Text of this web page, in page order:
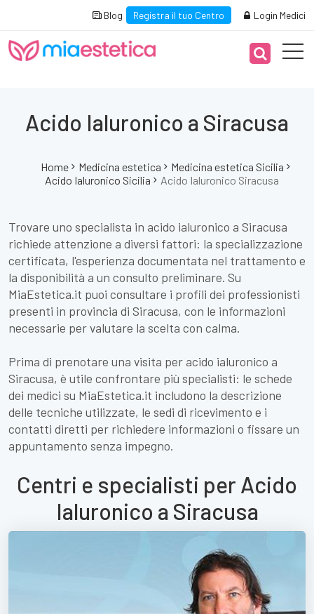
Blog Registra il tuo Centro Login Medici
Acido Ialuronico a Siracusa
Home Medicina estetica
Medicina estetica Sicilia
Acido Ialuronico Sicilia
Acido Ialuronico Siracusa
Trovare uno specialista in acido ialuronico a Siracusa
richiede attenzione a diversi fattori: la specializzazione
certificata, l'esperienza documentata nel trattamento e
la disponibilità a un consulto preliminare. Su
MiaEstetica.it puoi consultare i profili dei professionisti
presenti in provincia di Siracusa, con le informazioni
necessarie per valutare la scelta con calma.
Prima di prenotare una visita per acido ialuronico a
Siracusa, è utile confrontare più specialisti: le schede
dei medici su MiaEstetica.it includono la descrizione
delle tecniche utilizzate, le sedi di ricevimento e i
contatti diretti per richiedere informazioni o fissare un
appuntamento senza impegno.
Centri e specialisti per Acido
Ialuronico a Siracusa